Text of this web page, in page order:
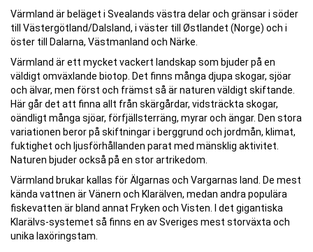
Värmland är beläget i Svealands västra delar och gränsar i söder
till Västergötland/Dalsland, i väster till Østlandet (Norge) och i
öster till Dalarna, Västmanland och Närke.
Värmland är ett mycket vackert landskap som bjuder på en
väldigt omväxlande biotop. Det finns många djupa skogar, sjöar
och älvar, men först och främst så är naturen väldigt skiftande.
Här går det att finna allt från skärgårdar, vidsträckta skogar,
oändligt många sjöar, förfjällsterräng, myrar och ängar. Den stora
variationen beror på skiftningar i berggrund och jordmån, klimat,
fuktighet och ljusförhållanden parat med mänsklig aktivitet.
Naturen bjuder också på en stor artrikedom.
Värmland brukar kallas för Älgarnas och Vargarnas land. De mest
kända vattnen är Vänern och Klarälven, medan andra populära
fiskevatten är bland annat Fryken och Visten. I det gigantiska
Klarälvs-systemet så finns en av Sveriges mest storväxta och
unika laxöringstam.